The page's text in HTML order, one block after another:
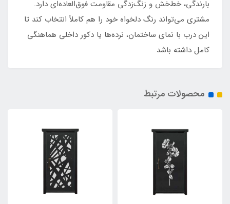
بارندگی، خط‌خش و زنگ‌زدگی مقاومت فوق‌العاده‌ای دارد.
مشتری می‌تواند رنگ دلخواه خود را هم کاملاً انتخاب کند تا
این درب با نمای ساختمان، نرده‌ها یا دکور داخلی هماهنگی
کامل داشته باشد
محصولات مرتبط